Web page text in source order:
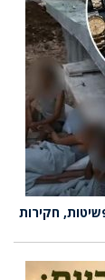
חקירות